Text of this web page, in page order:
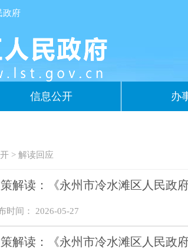
政府
信息公开 办
>解读回应
解读：《永州市冷水滩区人民政
时间： 2026-05-27
解读：《永州市冷水滩区人民政